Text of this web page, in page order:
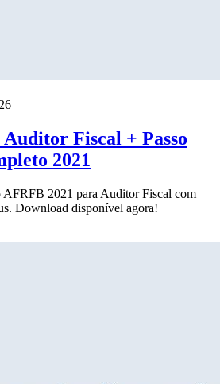
Fiscal + Passo
2021
AFRFB 2021 para Auditor Fiscal com
Download disponível agora!